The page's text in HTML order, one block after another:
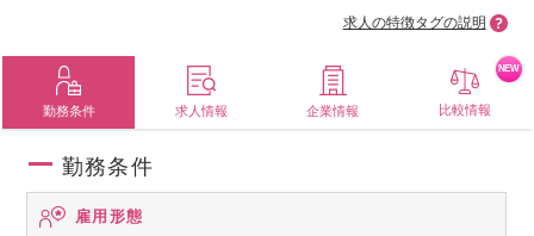
求人の特徴タグの説明
勤務条件 求人情報 企業情報 比較情報
NEW
勤務条件
雇用形態